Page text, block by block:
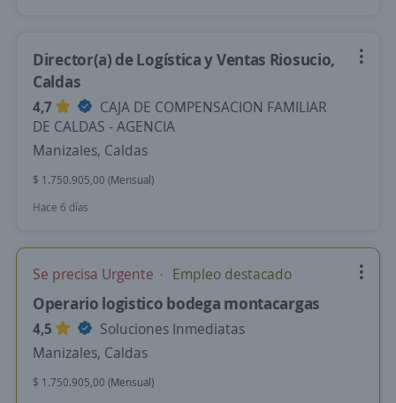
Director(a) de Logística y Ventas Riosucio,
Caldas
4,7
CAJA DE COMPENSACION FAMILIAR
DE CALDAS - AGENCIA
Manizales, Caldas
$ 1.750.905,00 (Mensual)
Hace 6 días
Se precisa Urgente Empleo destacado
Operario logistico bodega montacargas
4,5
Soluciones Inmediatas
Manizales, Caldas
$ 1.750.905,00 (Mensual)